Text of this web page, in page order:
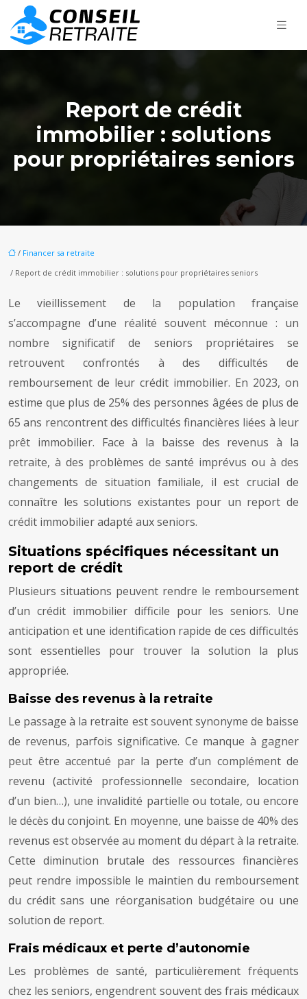
Report de crédit
immobilier : solutions
pour propriétaires seniors
/ Financer sa retraite
/ Report de crédit immobilier : solutions pour propriétaires seniors
Le vieillissement de la population française
s’accompagne d’une réalité souvent méconnue : un
nombre significatif de seniors propriétaires se
retrouvent confrontés à des difficultés de
remboursement de leur crédit immobilier. En 2023, on
estime que plus de 25% des personnes âgées de plus de
65 ans rencontrent des difficultés financières liées à leur
prêt immobilier. Face à la baisse des revenus à la
retraite, à des problèmes de santé imprévus ou à des
changements de situation familiale, il est crucial de
connaître les solutions existantes pour un report de
crédit immobilier adapté aux seniors.
Situations spécifiques nécessitant un
report de crédit
Plusieurs situations peuvent rendre le remboursement
d’un crédit immobilier difficile pour les seniors. Une
anticipation et une identification rapide de ces difficultés
sont essentielles pour trouver la solution la plus
appropriée.
Baisse des revenus à la retraite
Le passage à la retraite est souvent synonyme de baisse
de revenus, parfois significative. Ce manque à gagner
peut être accentué par la perte d’un complément de
revenu (activité professionnelle secondaire, location
d’un bien…), une invalidité partielle ou totale, ou encore
le décès du conjoint. En moyenne, une baisse de 40% des
revenus est observée au moment du départ à la retraite.
Cette diminution brutale des ressources financières
peut rendre impossible le maintien du remboursement
du crédit sans une réorganisation budgétaire ou une
solution de report.
Frais médicaux et perte d’autonomie
Les problèmes de santé, particulièrement fréquents
chez les seniors, engendrent souvent des frais médicaux